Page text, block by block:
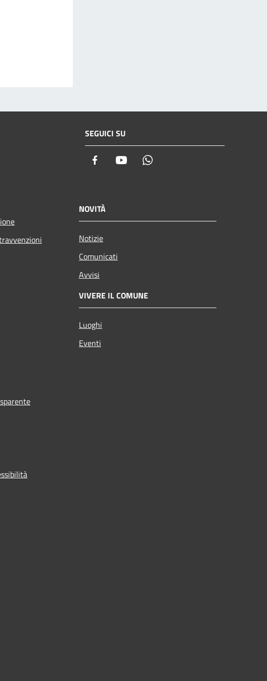
SEGUICI SU
Facebook Youtube
NOVITÀ
Notizie
Comunicati
Avvisi
VIVERE IL COMUNE
Luoghi
Eventi